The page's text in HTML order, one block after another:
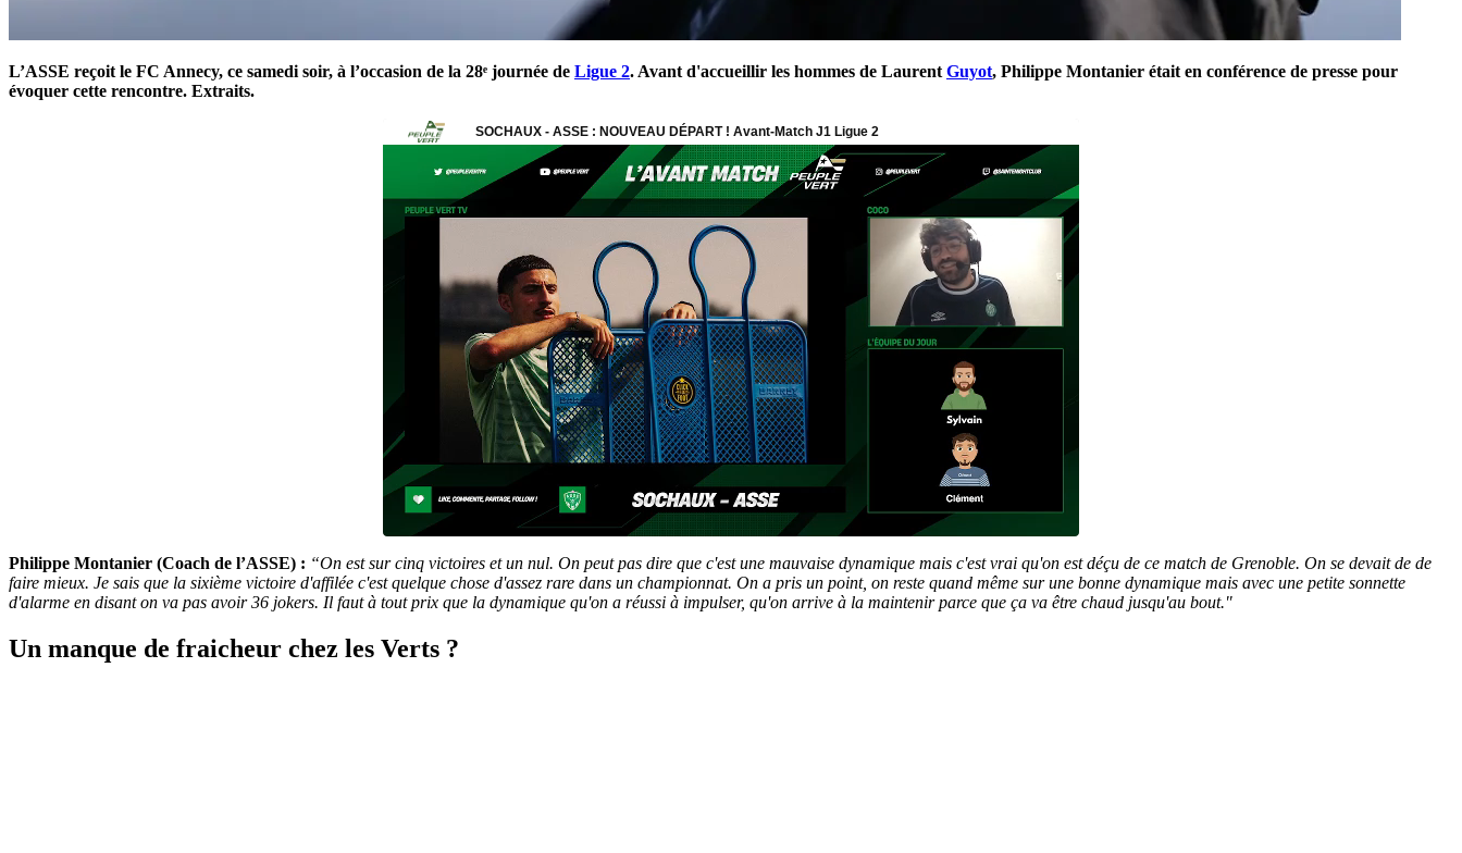
L’ASSE reçoit le FC Annecy, ce samedi soir, à l’occasion de la 28ᵉ journée de Ligue 2. Avant d'accueillir les hommes de Laurent Guyot, Philippe Montanier était en conférence de presse pour
évoquer cette rencontre. Extraits.
Philippe Montanier (Coach de l’ASSE) : “On est sur cinq victoires et un nul. On peut pas dire que c'est une mauvaise dynamique mais c'est vrai qu'on est déçu de ce match de Grenoble. On se devait de de
faire mieux. Je sais que la sixième victoire d'affilée c'est quelque chose d'assez rare dans un championnat. On a pris un point, on reste quand même sur une bonne dynamique mais avec une petite sonnette
d'alarme en disant on va pas avoir 36 jokers. Il faut à tout prix que la dynamique qu'on a réussi à impulser, qu'on arrive à la maintenir parce que ça va être chaud jusqu'au bout."
Un manque de fraicheur chez les Verts ?